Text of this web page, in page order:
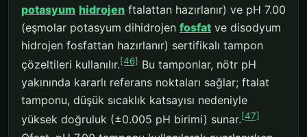
potasyum hidrojen ftalattan hazırlanır) ve pH 7.00
(eşmolar potasyum dihidrojen fosfat ve disodyum
hidrojen fosfattan hazırlanır) sertifikalı tampon
çözeltileri kullanılır.[46] Bu tamponlar, nötr pH
yakınında kararlı referans noktaları sağlar; ftalat
tamponu, düşük sıcaklık katsayısı nedeniyle
yüksek doğruluk (±0.005 pH birimi) sunar.[47]